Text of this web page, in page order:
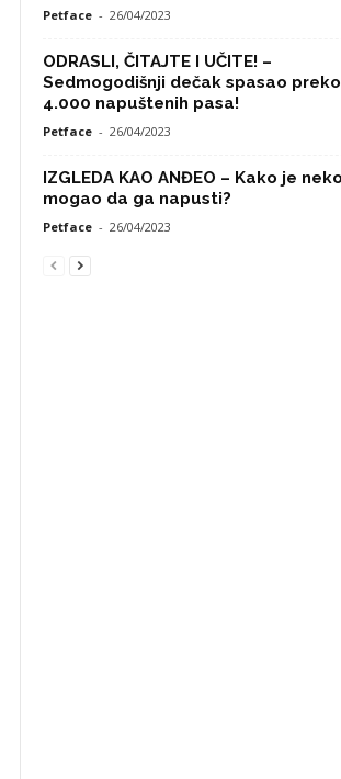
Petface - 26/04/2023
ODRASLI, ČITAJTE I UČITE! –
Sedmogodišnji dečak spasao preko
4.000 napuštenih pasa!
Petface - 26/04/2023
IZGLEDA KAO ANĐEO – Kako je neko
mogao da ga napusti?
Petface - 26/04/2023